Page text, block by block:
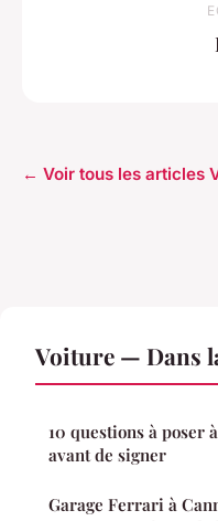
← Voir tous les articles
Voiture — Dans
10 questions à poser
avant de signer
Garage Ferrari à